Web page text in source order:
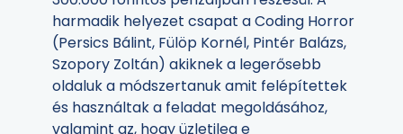
harmadik helyezet csapat a Coding Horror
(Persics Bálint, Fülöp Kornél, Pintér Balázs,
Szopory Zoltán) akiknek a legerősebb
oldaluk a módszertanuk amit felépítettek
és használtak a feladat megoldásához,
valamint az, hogy üzletileg e